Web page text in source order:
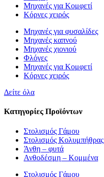
Μηχανές για Κομφετί
Κόρνες χειρός
Μηχανές για φυσαλίδες
Μηχανές καπνού
Μηχανές χιονιού
Φλόγες
Μηχανές για Κομφετί
Κόρνες χειρός
Δείτε όλα
Κατηγορίες Προϊόντων
Στολισμός Γάμου
Στολισμός Κολυμπήθρας
Άνθη – φυτά
Ανθοδέσμη – Κομμένα
Στολισμός Γάμου